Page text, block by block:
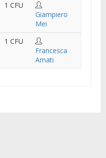
1 CFU
Giampiero
Mei
1 CFU
Francesca
Amati